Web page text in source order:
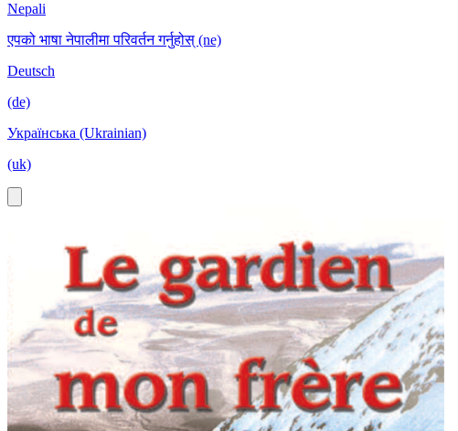
Nepali
एपको भाषा नेपालीमा परिवर्तन गर्नुहोस् (ne)
Deutsch
(de)
Українська (Ukrainian)
(uk)